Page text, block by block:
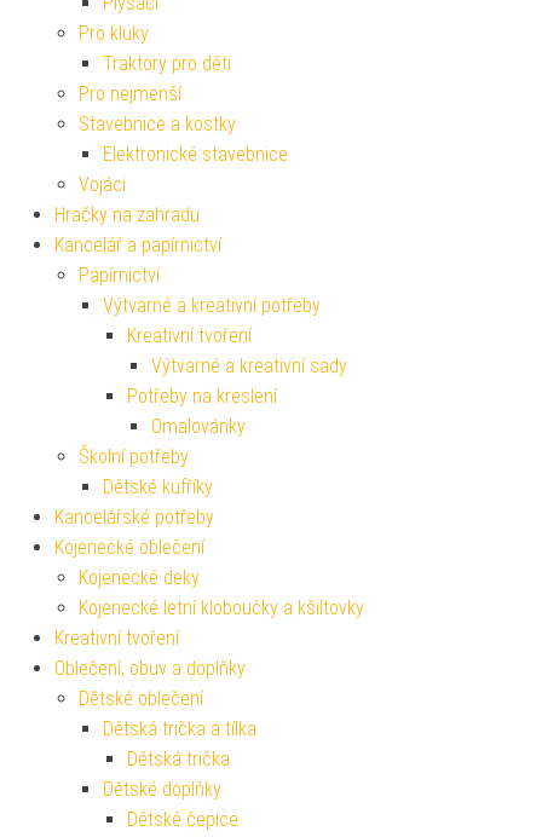
Pro kluky
Traktory pro děti
Pro nejmenší
Stavebnice a kostky
Elektronické stavebnice
Vojáci
Hračky na zahradu
Kancelář a papírnictví
Papírnictví
Výtvarné a kreativní potřeby
Kreativní tvoření
Výtvarné a kreativní sady
Potřeby na kreslení
Omalovánky
Školní potřeby
Dětské kufříky
Kancelářské potřeby
Kojenecké oblečení
Kojenecké deky
Kojenecké letní kloboučky a kšiltovky
Kreativní tvoření
Oblečení, obuv a doplňky
Dětské oblečení
Dětská trička a tílka
Dětská trička
Dětské doplňky
Dětské čepice